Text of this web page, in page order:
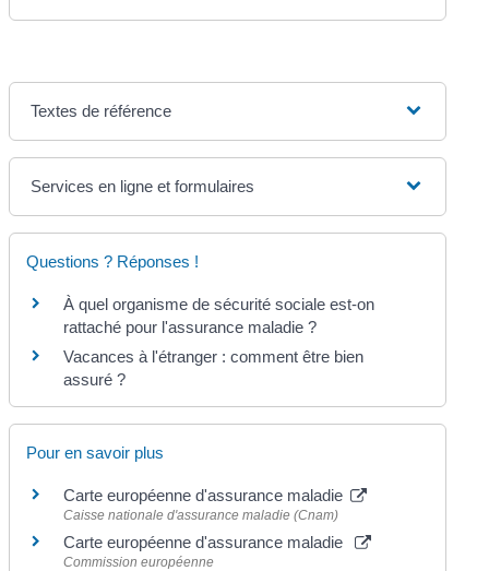
Textes de référence
Services en ligne et formulaires
Questions ? Réponses !
À quel organisme de sécurité sociale est-on
rattaché pour l'assurance maladie ?
Vacances à l'étranger : comment être bien
assuré ?
Pour en savoir plus
Carte européenne d'assurance maladie
Caisse nationale d'assurance maladie (Cnam)
Carte européenne d'assurance maladie
Commission européenne